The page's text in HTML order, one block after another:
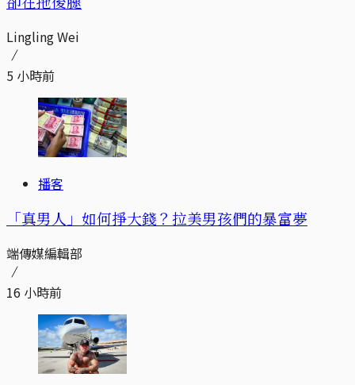
Lingling Wei
5 小時前
播客
「真男人」如何掙大錢？拉美男孩們的暴富夢
端傳媒編輯部
16 小時前